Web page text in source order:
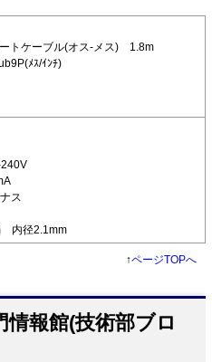
トケーブル(オス-メス) 1.8m
ﾒｽ/ｲﾝﾁ)
240V
ス
内径2.1mm
↑ページTOPへ
情報館(技術部ブロ